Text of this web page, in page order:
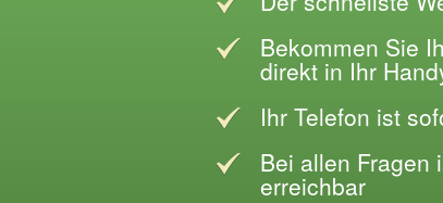
Bekommen Sie
direkt in Ihr
Ihr Telefon ist
Bei allen Fragen
erreichbar